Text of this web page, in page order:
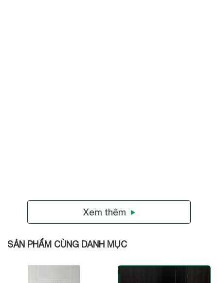
Xem thêm
SẢN PHẨM CÙNG DANH MỤC